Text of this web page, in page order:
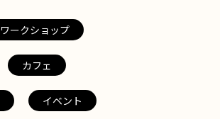
ワークショップ
カフェ
イベント